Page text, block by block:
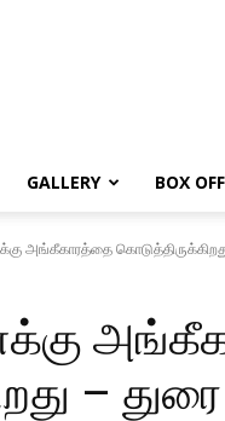
GALLERY BOX
அங்கீகாரத்தை கொடுத்திருக்கிறது
– துரை